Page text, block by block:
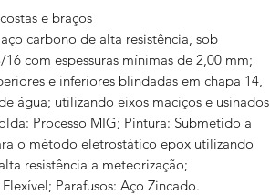
e braços
carbono de alta resistência, sob
com espessuras mínimas de 2,00 mm;
e inferiores blindadas em chapa 14,
água; utilizando eixos maciços e usinados
Processo MIG; Pintura: Submetido a
o método eletrostático epox utilizando
resistência a meteorização;
Parafusos: Aço Zincado.